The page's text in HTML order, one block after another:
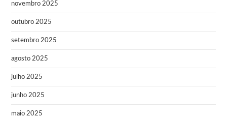
novembro 2025
outubro 2025
setembro 2025
agosto 2025
julho 2025
junho 2025
maio 2025